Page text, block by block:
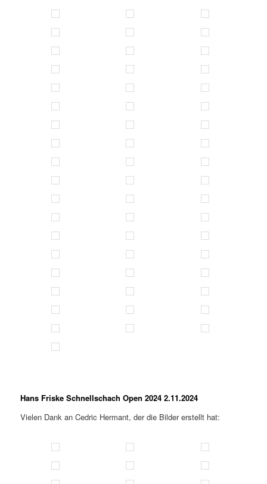
Hans Friske Schnellschach Open 2024 2.11.2024
Vielen Dank an Cedric Hermant, der die Bilder erstellt hat: